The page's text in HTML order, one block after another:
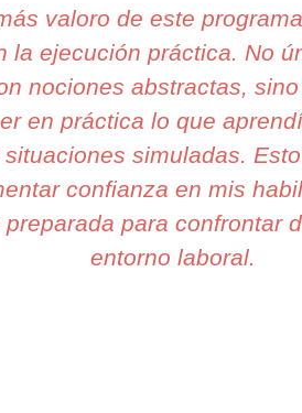
valoro de este
la ejecución práctica. No
nociones abstractas,
en práctica lo que
simuladas.
confianza en mis
preparada para confrontar
entorno laboral.